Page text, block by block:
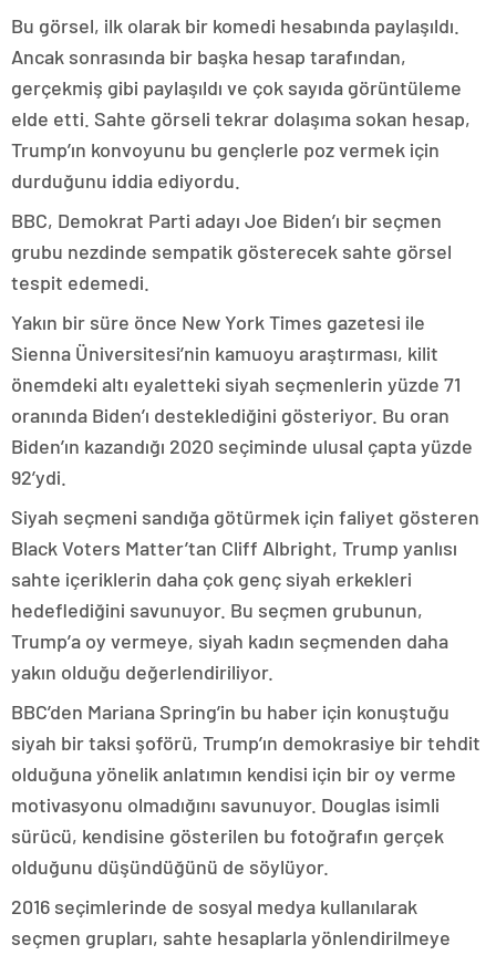
Bu görsel, ilk olarak bir komedi hesabında paylaşıldı.
Ancak sonrasında bir başka hesap tarafından,
gerçekmiş gibi paylaşıldı ve çok sayıda görüntüleme
elde etti. Sahte görseli tekrar dolaşıma sokan hesap,
Trump’ın konvoyunu bu gençlerle poz vermek için
durduğunu iddia ediyordu.
BBC, Demokrat Parti adayı Joe Biden’ı bir seçmen
grubu nezdinde sempatik gösterecek sahte görsel
tespit edemedi.
Yakın bir süre önce New York Times gazetesi ile
Sienna Üniversitesi’nin kamuoyu araştırması, kilit
önemdeki altı eyaletteki siyah seçmenlerin yüzde 71
oranında Biden’ı desteklediğini gösteriyor. Bu oran
Biden’ın kazandığı 2020 seçiminde ulusal çapta yüzde
92’ydi.
Siyah seçmeni sandığa götürmek için faliyet gösteren
Black Voters Matter’tan Cliff Albright, Trump yanlısı
sahte içeriklerin daha çok genç siyah erkekleri
hedeflediğini savunuyor. Bu seçmen grubunun,
Trump’a oy vermeye, siyah kadın seçmenden daha
yakın olduğu değerlendiriliyor.
BBC’den Mariana Spring’in bu haber için konuştuğu
siyah bir taksi şoförü, Trump’ın demokrasiye bir tehdit
olduğuna yönelik anlatımın kendisi için bir oy verme
motivasyonu olmadığını savunuyor. Douglas isimli
sürücü, kendisine gösterilen bu fotoğrafın gerçek
olduğunu düşündüğünü de söylüyor.
2016 seçimlerinde de sosyal medya kullanılarak
seçmen grupları, sahte hesaplarla yönlendirilmeye